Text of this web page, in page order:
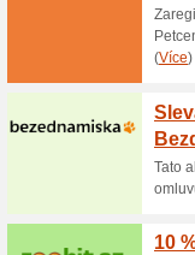
100%
Brašna
Cyklo-